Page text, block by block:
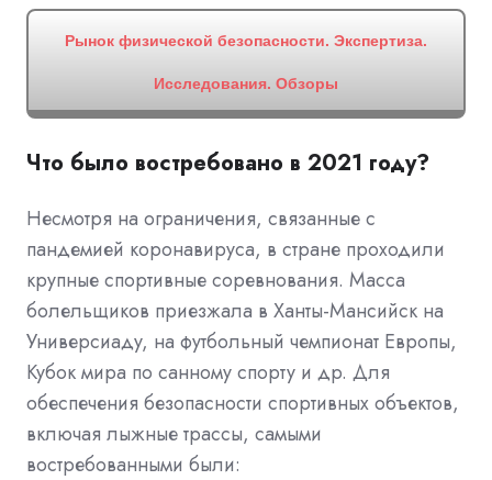
Рынок физической безопасности. Экспертиза.
Исследования. Обзоры
Что было востребовано в 2021 году?
Несмотря на ограничения, связанные с
пандемией коронавируса, в стране проходили
крупные спортивные соревнования. Масса
болельщиков приезжала в Ханты-Мансийск на
Универсиаду, на футбольный чемпионат Европы,
Кубок мира по санному спорту и др. Для
обеспечения безопасности спортивных объектов,
включая лыжные трассы, самыми
востребованными были: